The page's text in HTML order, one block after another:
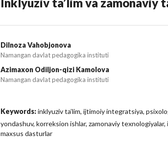
Dilnoza Vahobjonova
Namangan davlat pedagogika instituti
Azimaxon Odiljon-qizi Kamolova
Namangan davlat pedagogika instituti
Keywords:inklyuziv ta’lim, ijtimoiy integratsiya,
yondashuv, korreksion ishlar, zamonaviy texnologiyalar,
maxsus dasturlar